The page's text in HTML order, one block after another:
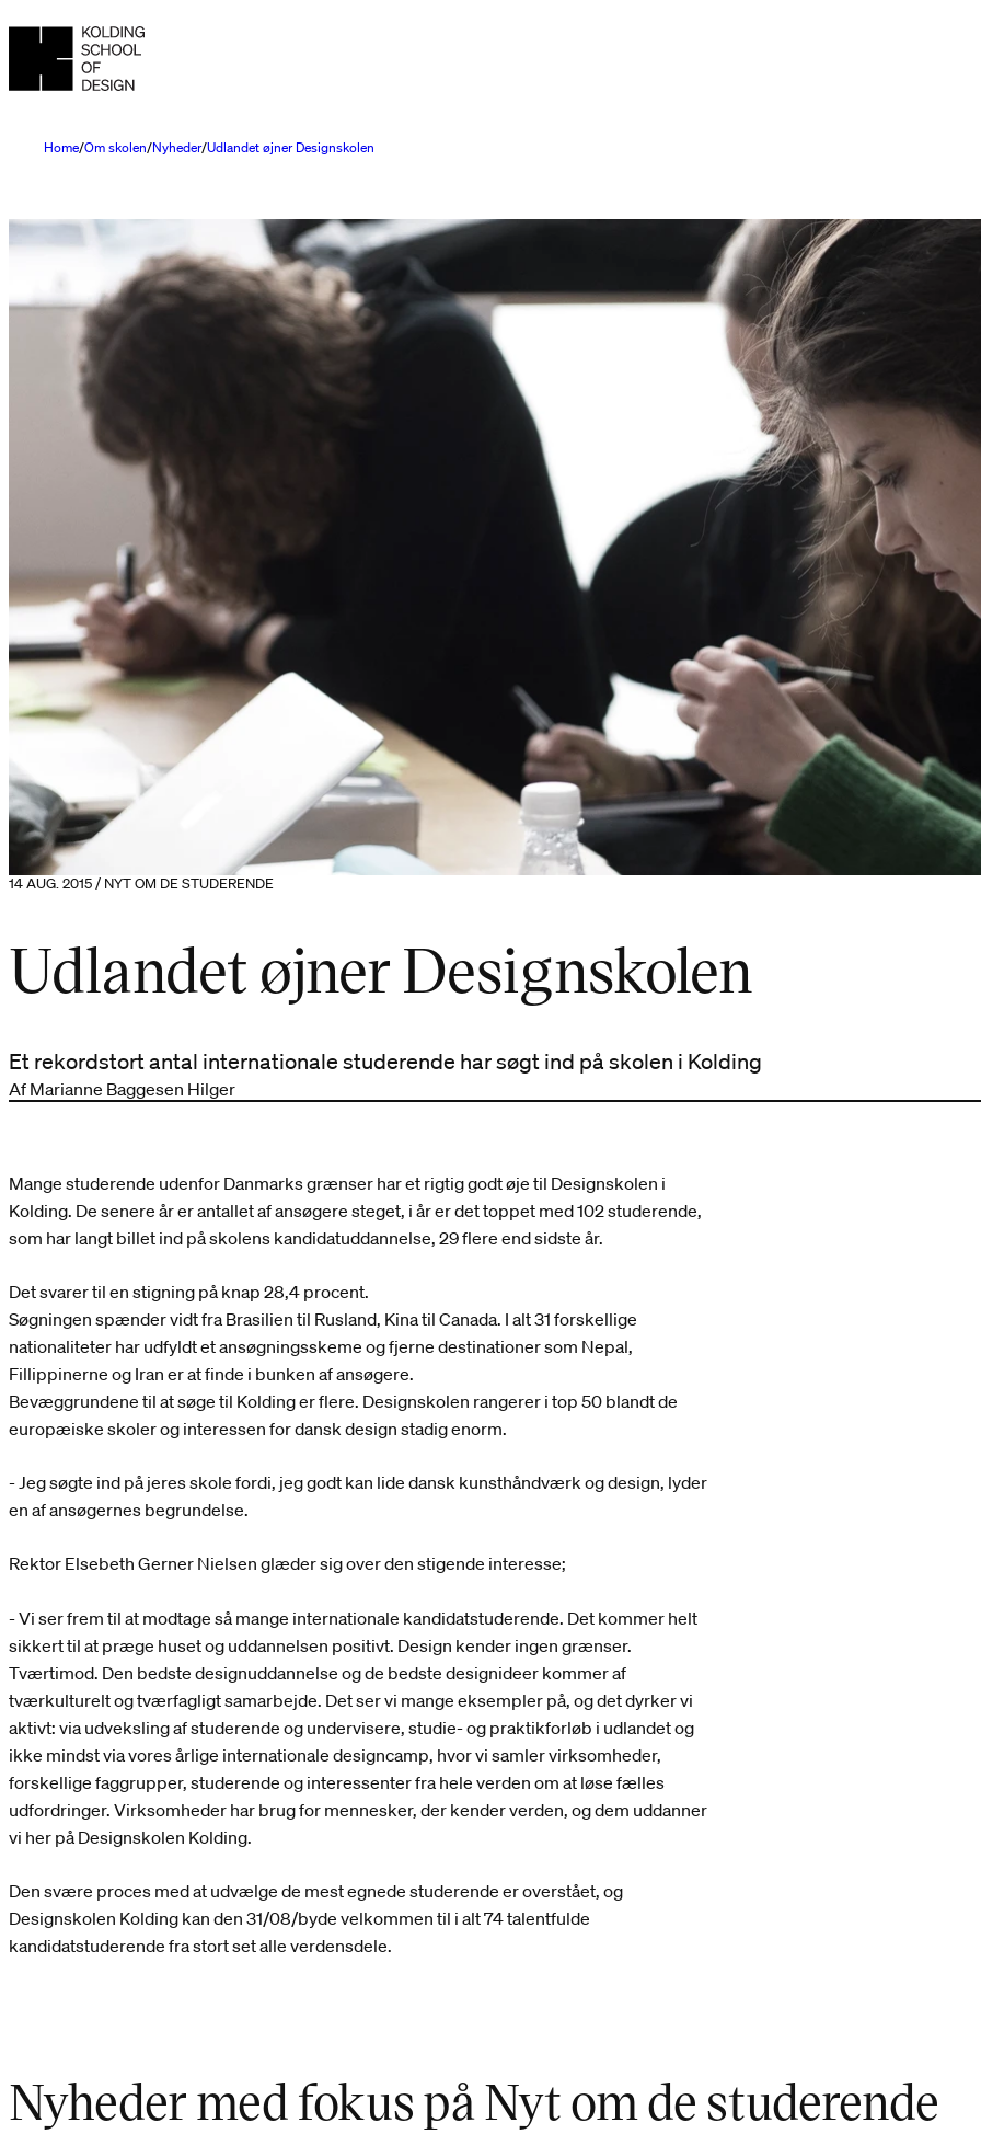
Home Om skolen Nyheder Udlandet øjner Designskolen
14 AUG. 2015 / NYT OM DE STUDERENDE
Udlandet øjner Designskolen
Et rekordstort antal internationale studerende har søgt ind på skolen i Kolding
Af Marianne Baggesen Hilger
Mange studerende udenfor Danmarks grænser har et rigtig godt øje til Designskolen i
Kolding. De senere år er antallet af ansøgere steget, i år er det toppet med 102 studerende,
som har langt billet ind på skolens kandidatuddannelse, 29 flere end sidste år.
Det svarer til en stigning på knap 28,4 procent.
Søgningen spænder vidt fra Brasilien til Rusland, Kina til Canada. I alt 31 forskellige
nationaliteter har udfyldt et ansøgningsskeme og fjerne destinationer som Nepal,
Fillippinerne og Iran er at finde i bunken af ansøgere.
Bevæggrundene til at søge til Kolding er flere. Designskolen rangerer i top 50 blandt de
europæiske skoler og interessen for dansk design stadig enorm.
- Jeg søgte ind på jeres skole fordi, jeg godt kan lide dansk kunsthåndværk og design, lyder
en af ansøgernes begrundelse.
Rektor Elsebeth Gerner Nielsen glæder sig over den stigende interesse;
- Vi ser frem til at modtage så mange internationale kandidatstuderende. Det kommer helt
sikkert til at præge huset og uddannelsen positivt. Design kender ingen grænser.
Tværtimod. Den bedste designuddannelse og de bedste designideer kommer af
tværkulturelt og tværfagligt samarbejde. Det ser vi mange eksempler på, og det dyrker vi
aktivt: via udveksling af studerende og undervisere, studie- og praktikforløb i udlandet og
ikke mindst via vores årlige internationale designcamp, hvor vi samler virksomheder,
forskellige faggrupper, studerende og interessenter fra hele verden om at løse fælles
udfordringer. Virksomheder har brug for mennesker, der kender verden, og dem uddanner
vi her på Designskolen Kolding.
Den svære proces med at udvælge de mest egnede studerende er overstået, og
Designskolen Kolding kan den 31/08/byde velkommen til i alt 74 talentfulde
kandidatstuderende fra stort set alle verdensdele.
Nyheder med fokus på Nyt om de studerende